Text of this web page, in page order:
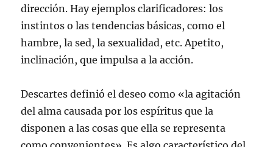
dirección. Hay ejemplos clarificadores: los
instintos o las tendencias básicas, como el
hambre, la sed, la sexualidad, etc. Apetito,
inclinación, que impulsa a la acción.
Descartes definió el deseo como «la agitación
del alma causada por los espíritus que la
disponen a las cosas que ella se representa